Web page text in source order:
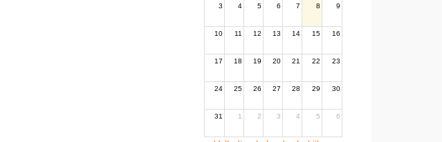
3 4 5 6 7 8 9
10 11 12 13 14 15 16
17 18 19 20 21 22 23
24 25 26 27 28 29 30
31 1 2 3 4 5 6